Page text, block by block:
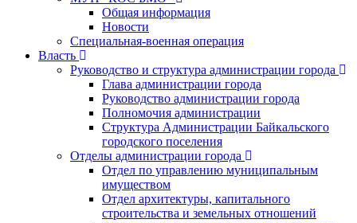
Общая информация
Новости
Специальная-военная операция
Власть
Руководство и структура администрации города
Глава администрации города
Руководство администрации города
Полномочия администрации
Структура Администрации Байкальского
городского поселения
Отделы администрации города
Отдел по управлению муниципальным
имуществом
Отдел архитектуры, капитального
строительства и земельных отношений